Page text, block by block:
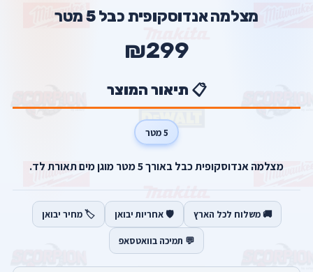
מצלמה אנדוסקופית כבל 5 מטר
₪299
📋 תיאור המוצר
5 מטר
מצלמה אנדוסקופית כבל באורך 5 מטר מוגן מים תאורת לד.
🚚 משלוח לכל הארץ 🛡️ אחריות יבואן 🏷️ מחיר יבואן
💬 תמיכה בוואטסאפ